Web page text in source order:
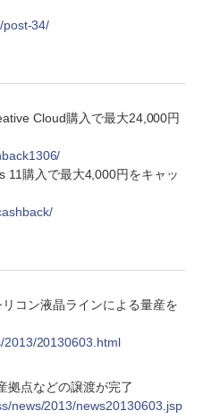
post-34/
Cloud購入で最大24,000円
11購入で最大4,000円をキャッ
コン液晶ラインによる量産を
2013/20130603.html
拠点などの譲渡が完了
news/2013/news20130603.jsp